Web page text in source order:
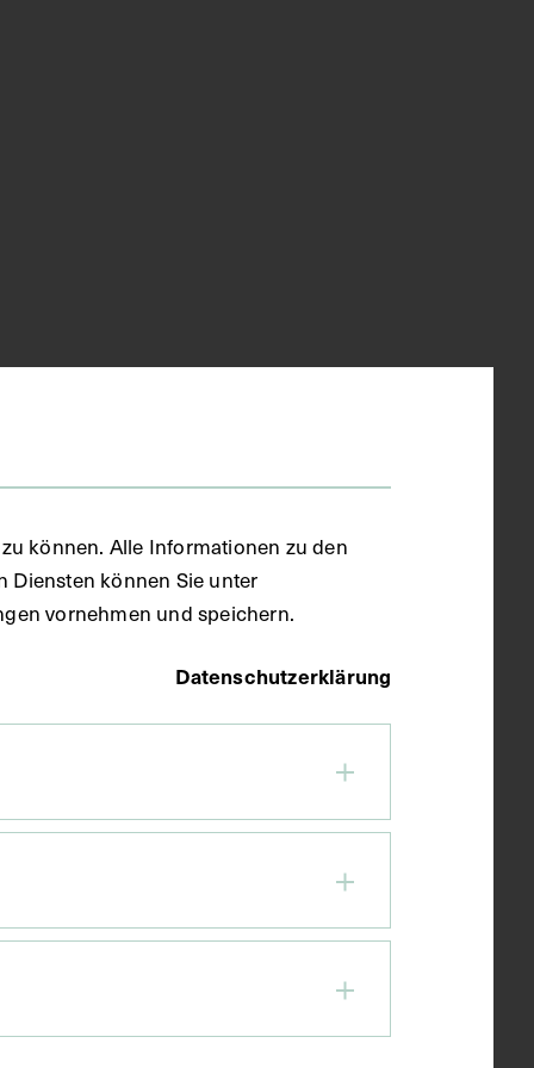
können. Alle Informationen zu den
Diensten können Sie unter
vornehmen und speichern.
Datenschutzerklärung